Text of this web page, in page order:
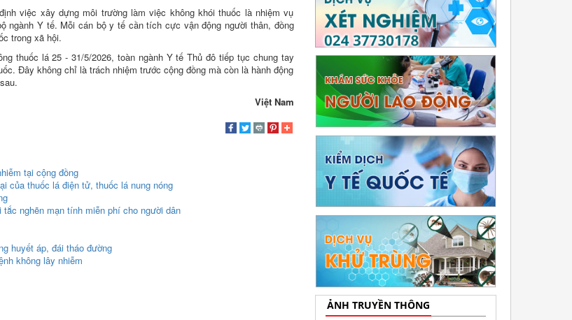
việc xây dựng môi trường làm việc không khói thuốc là nhiệm vụ
ngành Y tế. Mỗi cán bộ y tế cần tích cực vận động người thân, đồng
trong xã hội.
thuốc lá 25 - 31/5/2026, toàn ngành Y tế Thủ đô tiếp tục chung tay
Đây không chỉ là trách nhiệm trước cộng đồng mà còn là hành động
Việt Nam
tại cộng đồng
của thuốc lá điện tử, thuốc lá nung nóng
nghẽn mạn tính miễn phí cho người dân
huyết áp, đái tháo đường
không lây nhiễm
ẢNH TRUYỀN THÔNG